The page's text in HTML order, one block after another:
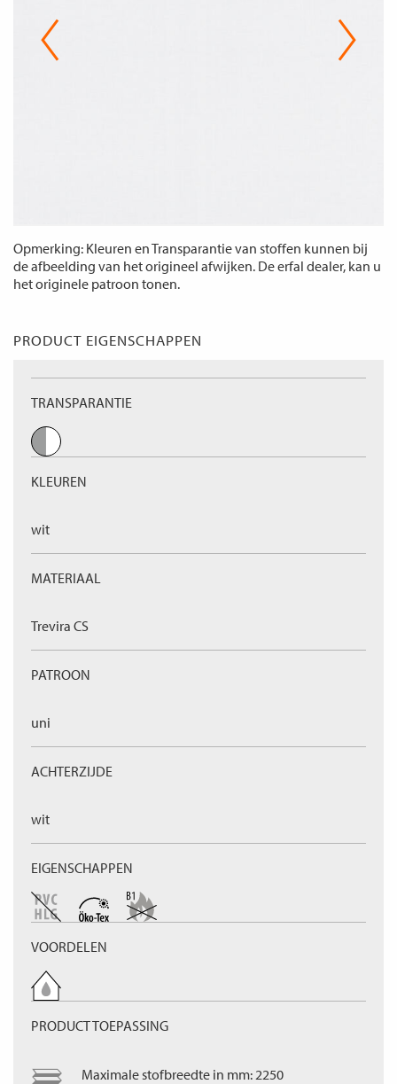
Opmerking: Kleuren en Transparantie van stoffen kunnen bij
de afbeelding van het origineel afwijken. De erfal dealer, kan u
het originele patroon tonen.
PRODUCT EIGENSCHAPPEN
TRANSPARANTIE
KLEUREN
wit
MATERIAAL
Trevira CS
PATROON
uni
ACHTERZIJDE
wit
EIGENSCHAPPEN
VOORDELEN
PRODUCT TOEPASSING
Maximale stofbreedte in mm: 2250